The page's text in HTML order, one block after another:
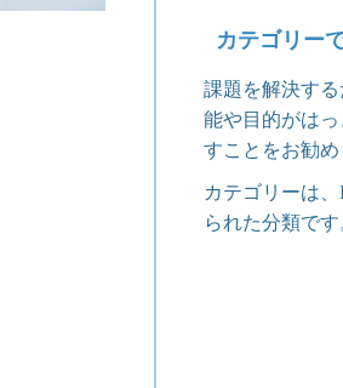
カテゴリー
課題を解決す
能や目的がは
すことをお勧め
カテゴリーは
られた分類です